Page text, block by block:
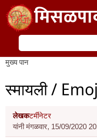
Skip to main content
शोध
मुख्य पान
स्मायली /
लेखकटर्मीनेटर
यांनी मंगळवार, 15/09/2020